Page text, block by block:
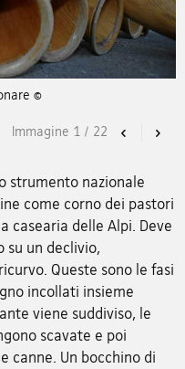
©
Previous
Immagine 1 / 22
strumento nazionale
come corno dei pastori
casearia delle Alpi. Deve
su un declivio,
Queste sono le fasi
incollati insieme
viene suddiviso, le
scavate e poi
canne. Un bocchino di